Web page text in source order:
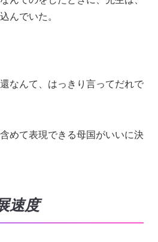
んでいた。
なんて、はっきり言ってだれで
めて表現できる母国がいいに決
速度